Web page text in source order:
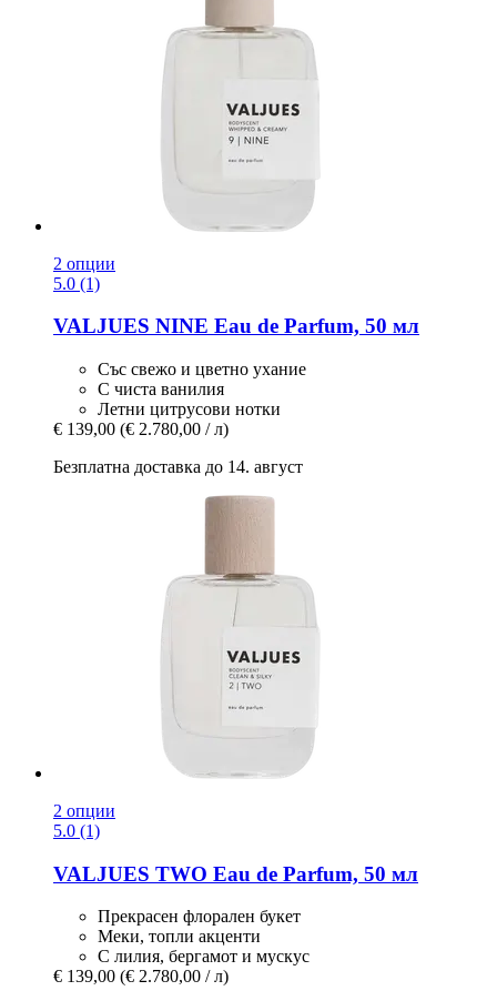
2 опции
5.0 (1)
VALJUES NINE Eau de Parfum, 50 мл
Със свежо и цветно ухание
С чиста ванилия
Летни цитрусови нотки
€ 139,00 (€ 2.780,00 / л)
Безплатна доставка до 14. август
2 опции
5.0 (1)
VALJUES TWO Eau de Parfum, 50 мл
Прекрасен флорален букет
Меки, топли акценти
С лилия, бергамот и мускус
€ 139,00 (€ 2.780,00 / л)